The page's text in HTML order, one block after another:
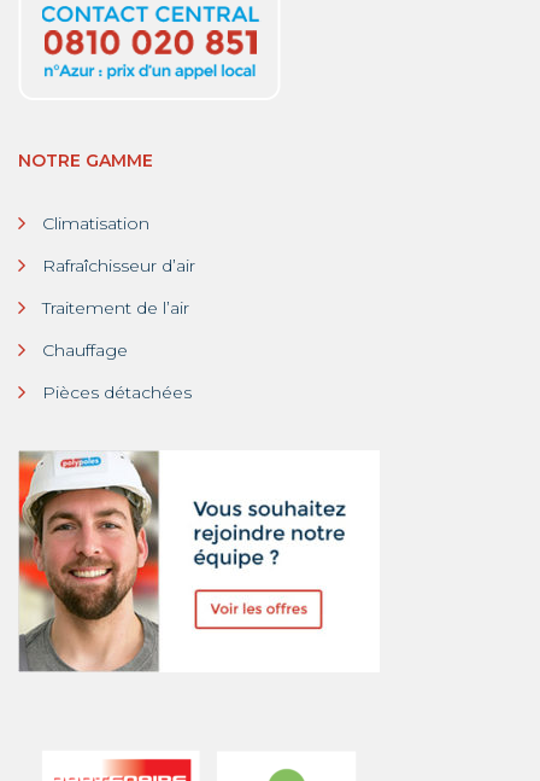
NOTRE GAMME
Climatisation
Rafraîchisseur d’air
Traitement de l’air
Chauffage
Pièces détachées